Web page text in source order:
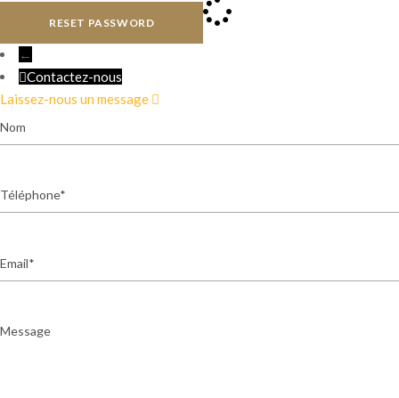
RESET PASSWORD
←
Contactez-nous
Laissez-nous un message
Nom
Téléphone
Email
Message